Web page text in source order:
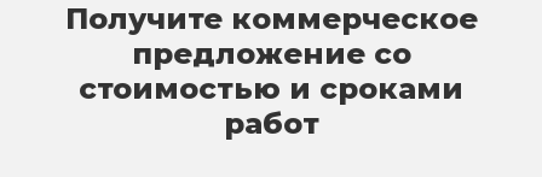
Получите коммерческое
предложение со
стоимостью и сроками
работ